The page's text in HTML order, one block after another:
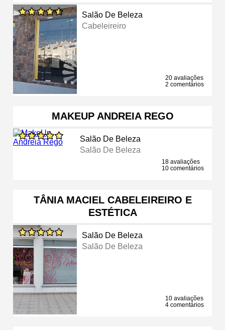
Salão De Beleza
Cabeleireiro
20 avaliações
2 comentários
MAKEUP ANDREIA REGO
Salão De Beleza
Salão De Beleza
18 avaliações
10 comentários
TÂNIA MACIEL CABELEIREIRO E
ESTÉTICA
Salão De Beleza
Salão De Beleza
10 avaliações
4 comentários